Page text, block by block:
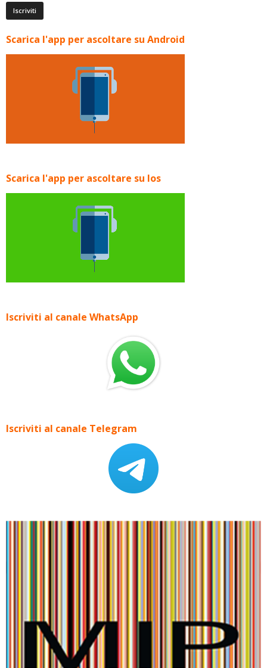
Scarica l'app per ascoltare su Android
Scarica l'app per ascoltare su Ios
Iscriviti al canale WhatsApp
Iscriviti al canale Telegram